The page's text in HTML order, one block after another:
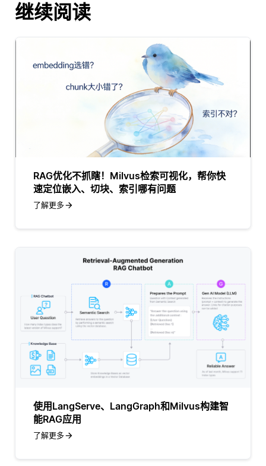
继续阅读
RAG优化不抓瞎！Milvus检索可视化，帮你快
速定位嵌入、切块、索引哪有问题
了解更多
使用LangServe、LangGraph和Milvus构建智
能RAG应用
了解更多